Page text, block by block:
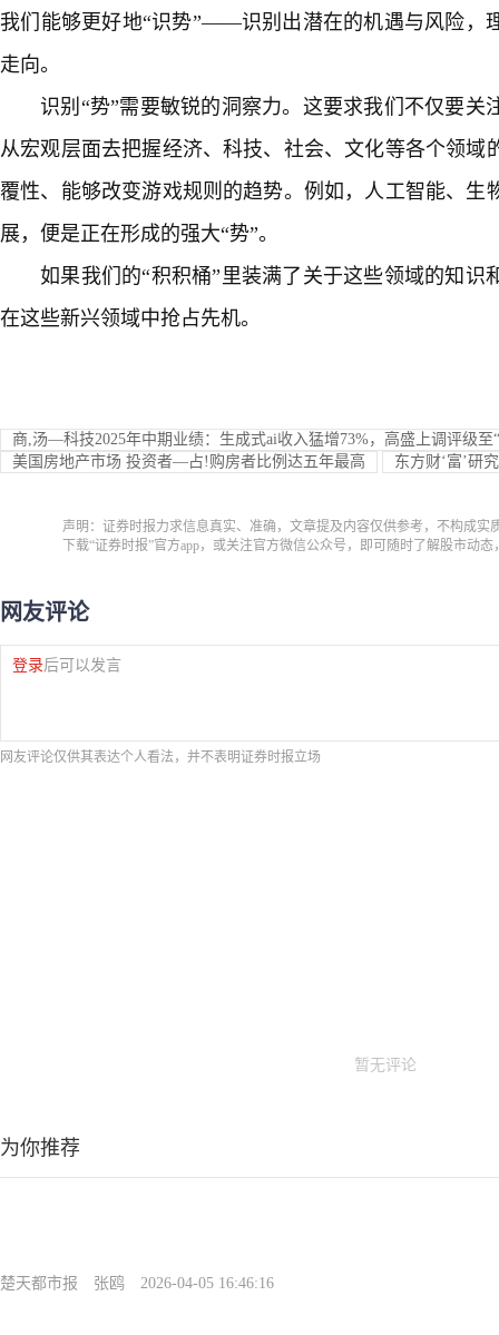
我们能够更好地“识势”——识别出潜在的机遇与风险，
走向。
识别“势”需要敏锐的洞察力。这要求我们不仅要关
从宏观层面去把握经济、科技、社会、文化等各个领域
覆性、能够改变游戏规则的趋势。例如，人工智能、生
展，便是正在形成的强大“势”。
如果我们的“积积桶”里装满了关于这些领域的知识
在这些新兴领域中抢占先机。
商,汤—科技2025年中期业绩：生成式ai收入猛增73%，高盛上调评级至
美国房地产市场 投资者—占!购房者比例达五年最高
东方财‘富’研
声明：证券时报力求信息真实、准确，文章提及内容仅供参考，不构成实
下载“证券时报”官方app，或关注官方微信公众号，即可随时了解股市动
网友评论
登录后可以发言
网友评论仅供其表达个人看法，并不表明证券时报立场
暂无评论
为你推荐
楚天都市报 张鸥 2026-04-05 16:46:16